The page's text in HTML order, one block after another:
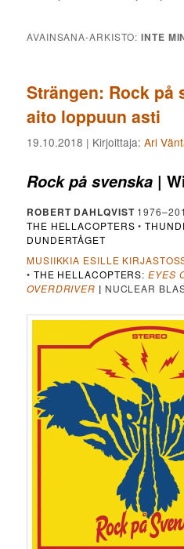
AVAINSANA-ARKISTO:INTE
Strängen: Rock på
aito loppuun asti
19.10.2018 | Kirjoittaja:Ari
Rock på svenska |
ROBERT DAHLQVIST
THE HELLACOPTERS •
DUNDERTÅGET
MUSIIKKIA ESILLE
• THE HELLACOPTERS:EYES
OVERDRIVER | NUCLEAR